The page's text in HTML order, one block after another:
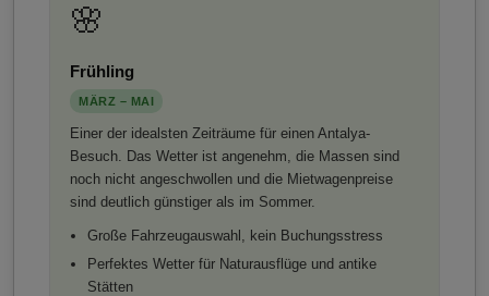
🌸
Frühling
MÄRZ – MAI
Einer der idealsten Zeiträume für einen Antalya-
Besuch. Das Wetter ist angenehm, die Massen sind
noch nicht angeschwollen und die Mietwagenpreise
sind deutlich günstiger als im Sommer.
Große Fahrzeugauswahl, kein Buchungsstress
Perfektes Wetter für Naturausflüge und antike
Stätten